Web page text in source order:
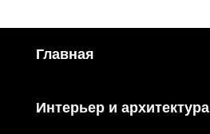
Главная
Интерьер и архитектура